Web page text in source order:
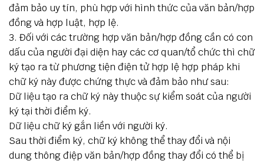
đảm bảo uy tín, phù hợp với hình thức của văn bản/hợp
đồng và hợp luật, hợp lệ.
Đối với các trường hợp văn bản/hợp đồng cần có con
dấu của người đại diện hay các cơ quan/tổ chức thì chữ
ký tạo ra từ phương tiện điện tử hợp lệ hợp pháp khi
chữ ký này được chứng thực và đảm bảo như sau:
Dữ liệu tạo ra chữ ký này thuộc sự kiểm soát của người
ký tại thời điểm ký.
Dữ liệu chữ ký gắn liền với người ký.
Sau thời điểm ký, chữ ký không thể thay đổi và nội
dung thông điệp văn bản/hợp đồng thay đổi có thể bị